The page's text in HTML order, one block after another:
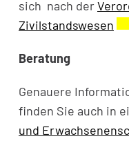
sich nach der
Zivilstandswesen
Beratung
Genauere
finden Sie auch in
und